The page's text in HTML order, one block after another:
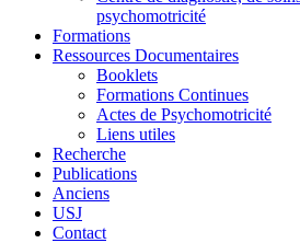
psychomotricité
Formations
Ressources Documentaires
Booklets
Formations Continues
Actes de Psychomotricité
Liens utiles
Recherche
Publications
Anciens
USJ
Contact